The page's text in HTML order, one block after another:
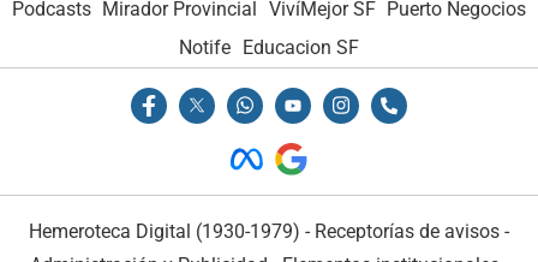
Podcasts Mirador Provincial VivíMejor SF Puerto Negocios
Notife Educacion SF
Hemeroteca Digital (1930-1979) - Receptorías de avisos -